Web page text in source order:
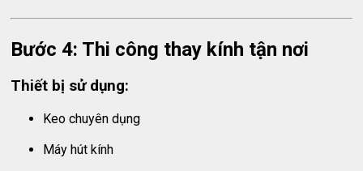
Bước 4: Thi công thay kính tận nơi
Thiết bị sử dụng:
Keo chuyên dụng
Máy hút kính